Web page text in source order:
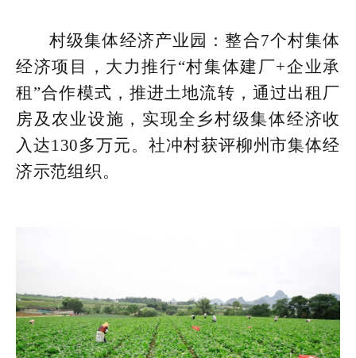
村级集体经济产业园：整合7个村集体
经济项目，大力推行“村集体建厂+企业承
租”合作模式，推进土地流转，通过出租厂
房及农业设施，实现全乡村级集体经济收
入达130多万元。社冲村获评柳州市集体经
济示范组织。